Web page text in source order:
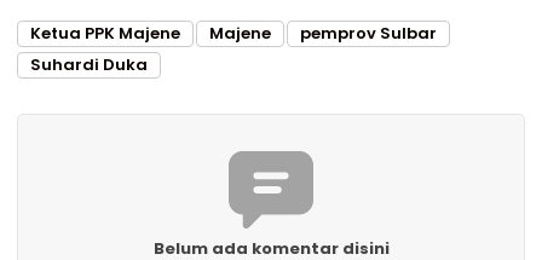
Ketua PPK Majene Majene
pemprov Sulbar
Suhardi Duka
Belum ada komentar disini